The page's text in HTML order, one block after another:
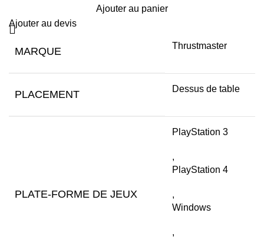
Ajouter au panier
Ajouter au devis
MARQUE Thrustmaster
PLACEMENT Dessus de table
PLATE-FORME DE JEUX
PlayStation 3
,
PlayStation 4
,
Windows
,